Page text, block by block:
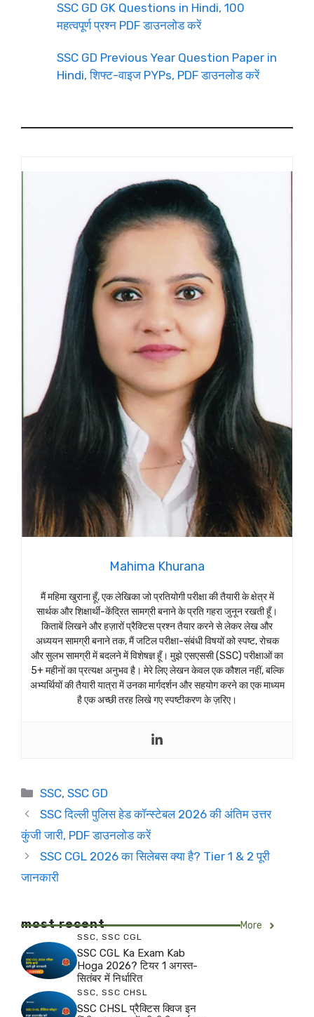
SSC GD GK Questions in Hindi, 100
महत्वपूर्ण प्रश्न PDF डाउनलोड करें
SSC GD Previous Year Question Paper in
Hindi, शिफ्ट-वाइज PYPs, PDF डाउनलोड करें
Mahima Khurana
मैं महिमा खुराना हूँ, एक लेखिका जो प्रतियोगी परीक्षा की तैयारी के क्षेत्र में
सार्थक और शिक्षार्थी-केंद्रित सामग्री बनाने के प्रति गहरा जुनून रखती हूँ।
किताबें लिखने और हज़ारों प्रैक्टिस प्रश्न तैयार करने से लेकर लेख और
अध्ययन सामग्री बनाने तक, मैं जटिल परीक्षा-संबंधी विषयों को स्पष्ट, रोचक
और सुलभ सामग्री में बदलने में विशेषज्ञ हूँ। मुझे एसएससी (SSC) परीक्षाओं का
5+ महीनों का प्रत्यक्ष अनुभव है। मेरे लिए लेखन केवल एक कौशल नहीं, बल्कि
अभ्यर्थियों की तैयारी यात्रा में उनका मार्गदर्शन और सहयोग करने का एक माध्यम
है एक अच्छी तरह लिखे गए स्पष्टीकरण के ज़रिए।
Categories
SSC,SSC GD
SSC दिल्ली पुलिस हेड कॉन्स्टेबल 2026 की अंतिम उत्तर
कुंजी जारी, PDF डाउनलोड करें
SSC CGL 2026 का सिलेबस क्या है? Tier 1 & 2 पूरी
जानकारी
most recent More
SSC, SSC CGL
SSC CGL Ka Exam Kab
Hoga 2026? टियर 1 अगस्त-
सितंबर में निर्धारित
SSC, SSC CHSL
SSC CHSL प्रैक्टिस क्विज इन